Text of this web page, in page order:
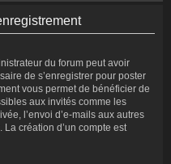
du forum peut avoir
de s’enregistrer pour poster
vous permet de bénéficier de
aux invités comme les
l’envoi d’e-mails aux autres
création d’un compte est